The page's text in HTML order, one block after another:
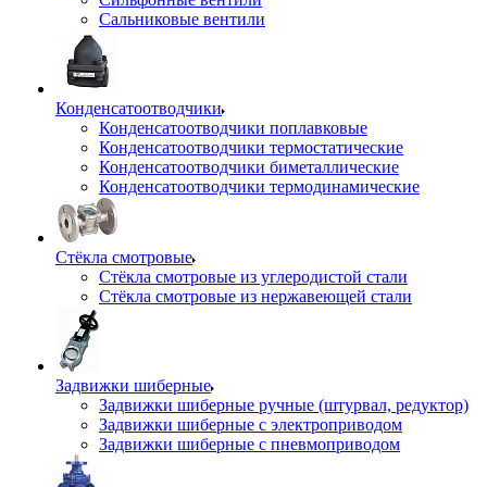
Сальниковые вентили
Конденсатоотводчики
Конденсатоотводчики поплавковые
Конденсатоотводчики термостатические
Конденсатоотводчики биметаллические
Конденсатоотводчики термодинамические
Стёкла смотровые
Стёкла смотровые из углеродистой стали
Стёкла смотровые из нержавеющей стали
Задвижки шиберные
Задвижки шиберные ручные (штурвал, редуктор)
Задвижки шиберные с электроприводом
Задвижки шиберные с пневмоприводом